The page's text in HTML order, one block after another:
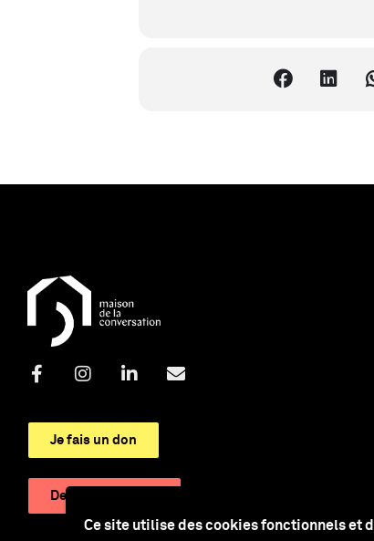
Ce site utilise des cookies fonctionnels et
Je fais un don
Devenir adhérent